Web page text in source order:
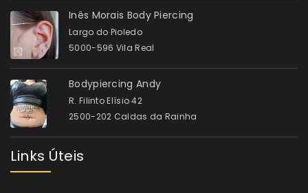
Inês Morais Body Piercing
Largo do Pioledo
5000-596 Vila Real
Bodypiercing Andy
R. Filinto Elísio 42
2500-202 Caldas da Rainha
Links Úteis